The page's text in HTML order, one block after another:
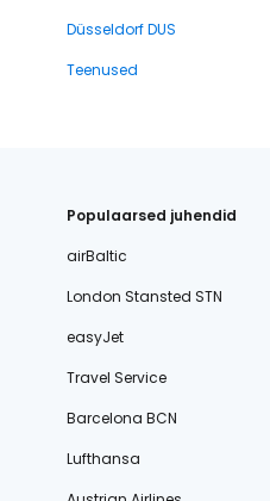
Düsseldorf DUS
Teenused
Populaarsed juhendid
airBaltic
London Stansted STN
easyJet
Travel Service
Barcelona BCN
Lufthansa